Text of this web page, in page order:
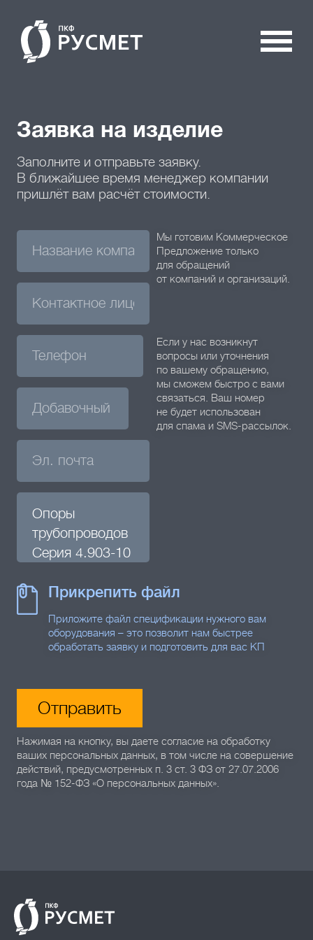
Заявка на изделие
Заполните и отправьте заявку.
В ближайшее время менеджер компании
пришлёт вам расчёт стоимости.
Мы готовим Коммерческое
Предложение только
для обращений
от компаний и организаций.
Если у нас возникнут
вопросы или уточнения
по вашему обращению,
мы сможем быстро с вами
связаться. Ваш номер
не будет использован
для спама и SMS-рассылок.
Прикрепить файл
Приложите файл спецификации нужного вам
оборудования – это позволит нам быстрее
обработать заявку и подготовить для вас КП
Отправить
Нажимая на кнопку, вы даете согласие на обработку
ваших персональных данных, в том числе на совершение
действий, предусмотренных п. 3 ст. 3 ФЗ от 27.07.2006
года № 152-ФЗ «О персональных данных».